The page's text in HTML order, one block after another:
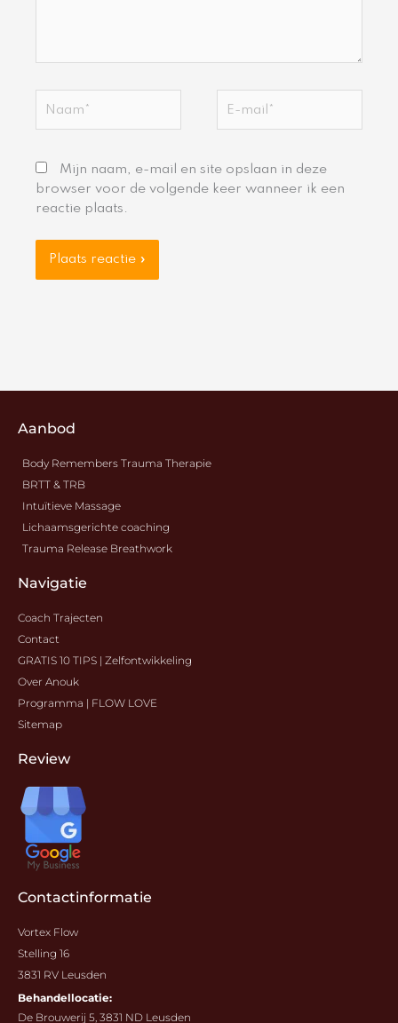
mail*
Mijn naam, e-mail en site opslaan in deze
browser voor de volgende keer wanneer ik een
reactie plaats.
Aanbod
Body Remembers Trauma Therapie
BRTT & TRB
Intuïtieve Massage
Lichaamsgerichte coaching
Trauma Release Breathwork
Navigatie
Coach Trajecten
Contact
GRATIS 10 TIPS | Zelfontwikkeling
Over Anouk
Programma | FLOW LOVE
Sitemap
Review
Contactinformatie
Vortex Flow
Stelling 16
3831 RV Leusden
Behandellocatie:
De Brouwerij 5, 3831 ND Leusden